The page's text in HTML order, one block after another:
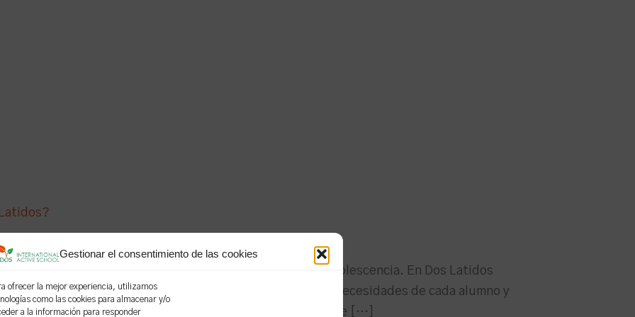
Gestionar el consentimiento de las cookies
ofrecer la mejor experiencia, utilizamos
como las cookies para almacenar y/o
a la información para responder
crucial en la vida del alumnado, un periodo sensible: la adolescencia. En Dos Latidos
para realizar un acompañamiento adecuado a las necesidades de cada alumno y
la niñez a la juventud. Creatividad y programa ipa Porque […]